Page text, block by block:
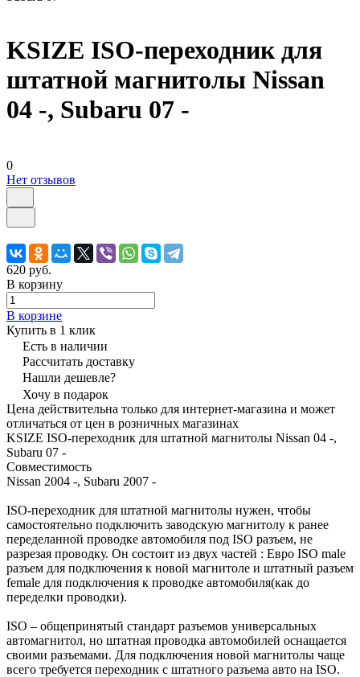
KSIZE ISO-переходник для
штатной магнитолы Nissan
04 -, Subaru 07 -
0
Нет отзывов
620 руб.
В корзину
В корзине
Купить в 1 клик
Есть в наличии
Рассчитать доставку
Нашли дешевле?
Хочу в подарок
Цена действительна только для интернет-магазина и может
отличаться от цен в розничных магазинах
KSIZE ISO-переходник для штатной магнитолы Nissan 04 -,
Subaru 07 -
Совместимость
Nissan 2004 -, Subaru 2007 -
ISO-переходник для штатной магнитолы нужен, чтобы
самостоятельно подключить заводскую магнитолу к ранее
переделанной проводке автомобиля под ISO разъем, не
разрезая проводку. Он состоит из двух частей : Евро ISO male
разъем для подключения к новой магнитоле и штатный разъем
female для подключения к проводке автомобиля(как до
переделки проводки).
ISO – общепринятый стандарт разъемов универсальных
автомагнитол, но штатная проводка автомобилей оснащается
своими разъемами. Для подключения новой магнитолы чаще
всего требуется переходник с штатного разъема авто на ISO.